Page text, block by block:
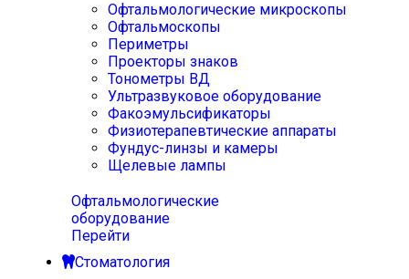
Офтальмологические микроскопы
Офтальмоскопы
Периметры
Проекторы знаков
Тонометры ВД
Ультразвуковое оборудование
Факоэмульсификаторы
Физиотерапевтические аппараты
Фундус-линзы и камеры
Щелевые лампы
Офтальмологические
оборудование
Перейти
Стоматология